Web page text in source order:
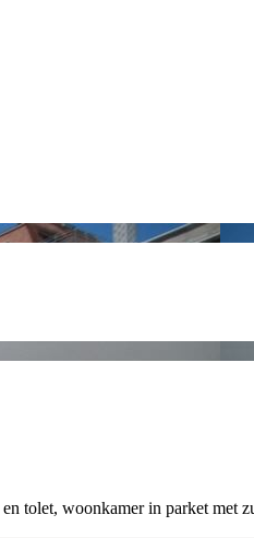
tolet, woonkamer in parket met